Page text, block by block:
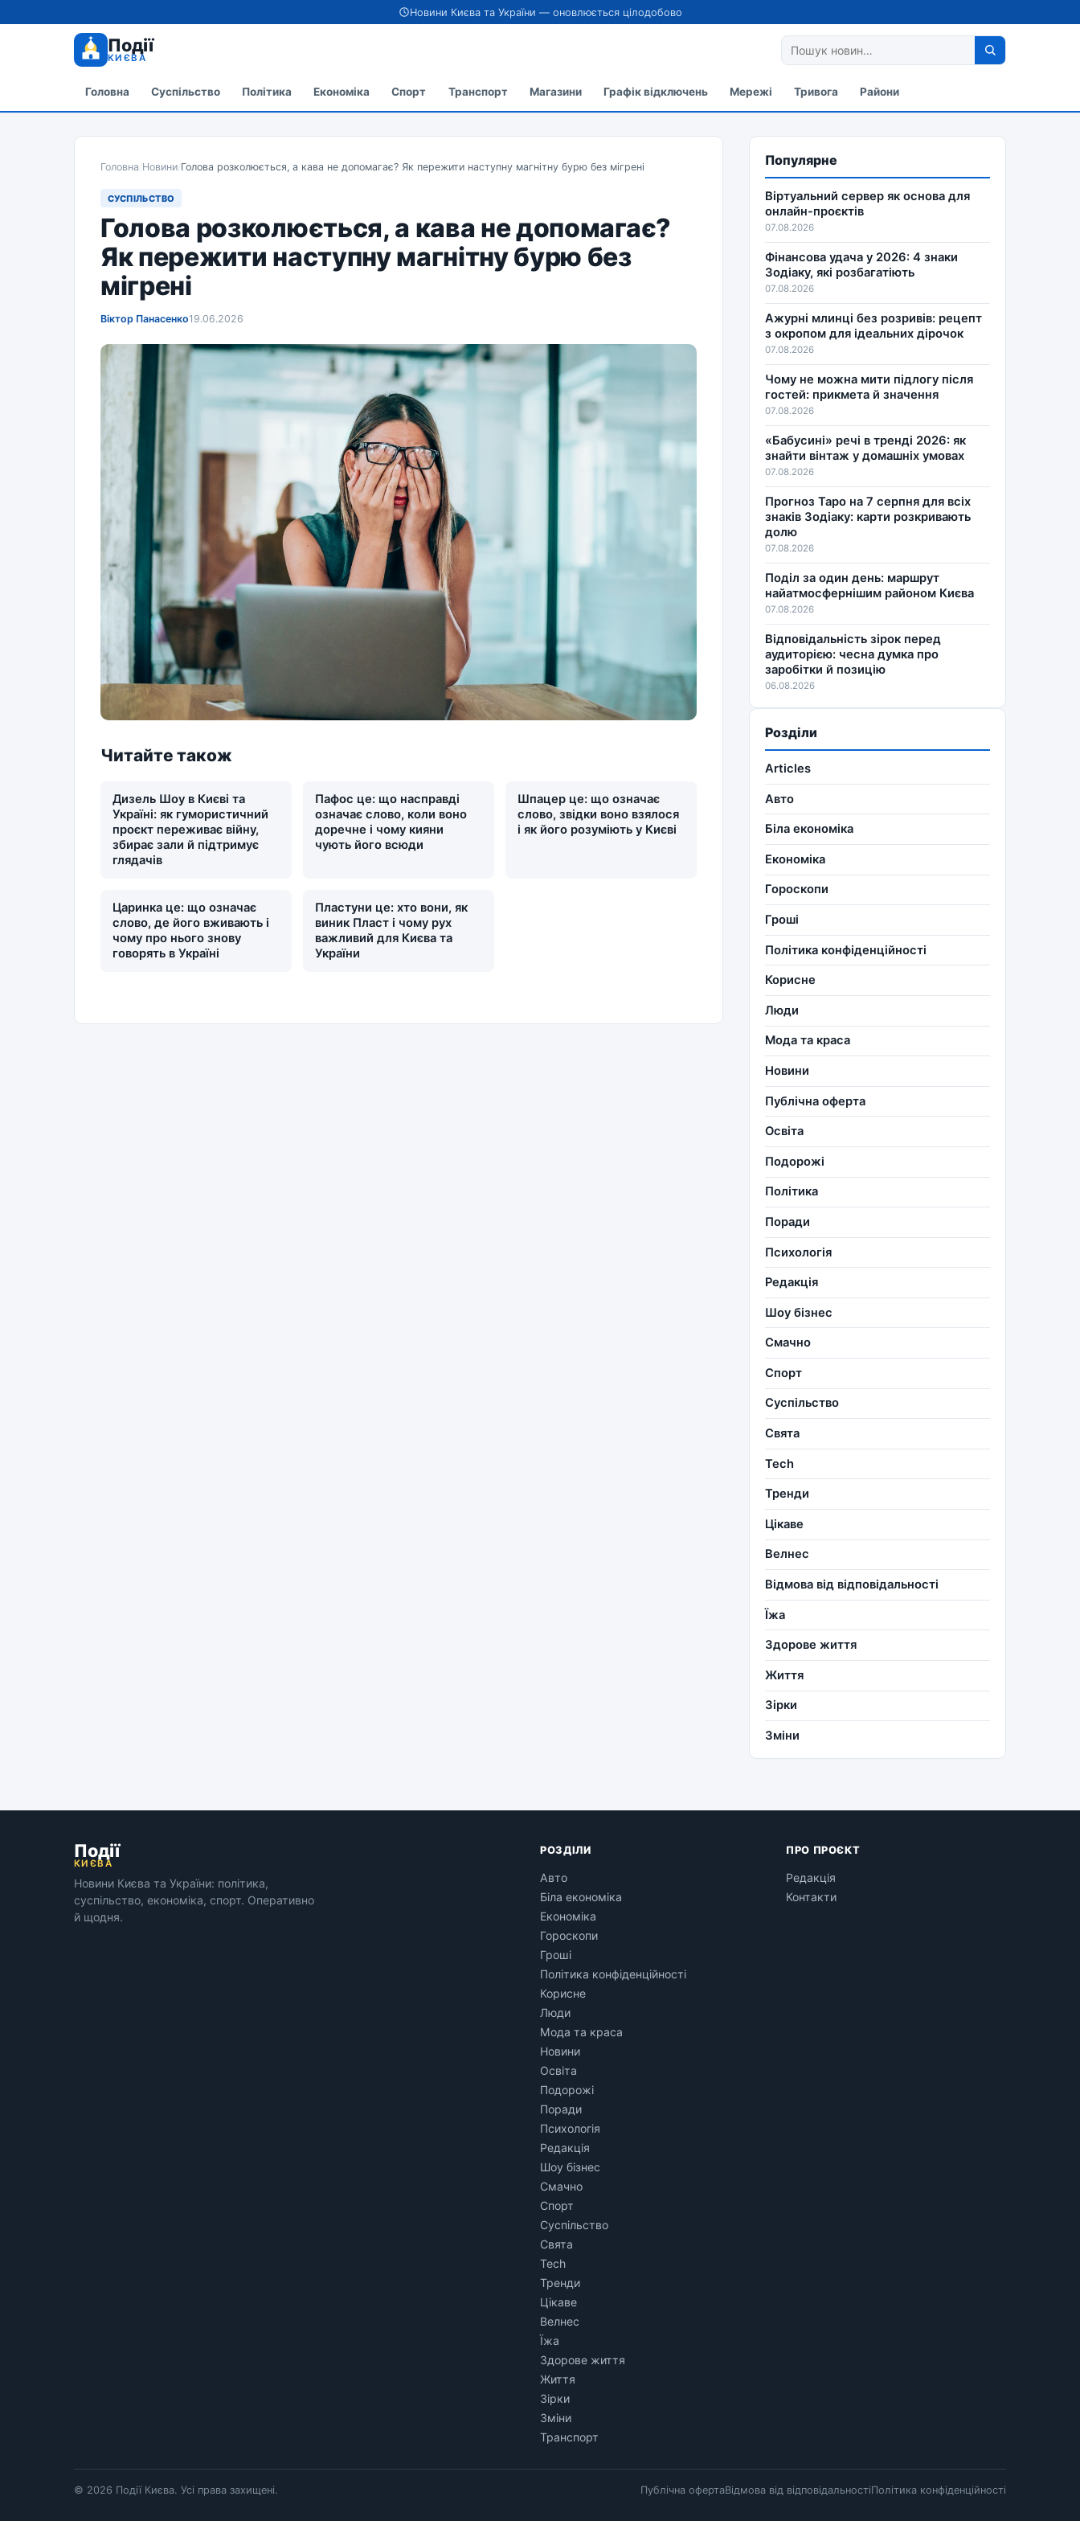
Новини Києва та України — оновлюється цілодобово
Події
КИЄВА
Головна Суспільство Політика Економіка Спорт Транспорт Магазини Графік відключень Мережі Тривога Райони
Головна/Новини/Голова розколюється, а кава не допомагає? Як пережити наступну магнітну бурю без мігрені
СУСПІЛЬСТВО
Голова розколюється, а кава не допомагає?
Як пережити наступну магнітну бурю без
мігрені
Віктор Панасенко19.06.2026
Читайте також
Дизель Шоу в Києві та
Україні: як гумористичний
проєкт переживає війну,
збирає зали й підтримує
глядачів
Пафос це: що насправді
означає слово, коли воно
доречне і чому кияни
чують його всюди
Шпацер це: що означає
слово, звідки воно взялося
і як його розуміють у Києві
Царинка це: що означає
слово, де його вживають і
чому про нього знову
говорять в Україні
Пластуни це: хто вони, як
виник Пласт і чому рух
важливий для Києва та
України
Популярне
Віртуальний сервер як основа для
онлайн-проєктів
07.08.2026
Фінансова удача у 2026: 4 знаки
Зодіаку, які розбагатіють
07.08.2026
Ажурні млинці без розривів: рецепт
з окропом для ідеальних дірочок
07.08.2026
Чому не можна мити підлогу після
гостей: прикмета й значення
07.08.2026
«Бабусині» речі в тренді 2026: як
знайти вінтаж у домашніх умовах
07.08.2026
Прогноз Таро на 7 серпня для всіх
знаків Зодіаку: карти розкривають
долю
07.08.2026
Поділ за один день: маршрут
найатмосфернішим районом Києва
07.08.2026
Відповідальність зірок перед
аудиторією: чесна думка про
заробітки й позицію
06.08.2026
Розділи
Articles
Авто
Біла економіка
Економіка
Гороскопи
Гроші
Політика конфіденційності
Корисне
Люди
Мода та краса
Новини
Публічна оферта
Освіта
Подорожі
Політика
Поради
Психологія
Редакція
Шоу бізнес
Смачно
Спорт
Суспільство
Свята
Tech
Тренди
Цікаве
Велнес
Відмова від відповідальності
Їжа
Здорове життя
Життя
Зірки
Зміни
Події
КИЄВА
Новини Києва та України: політика,
суспільство, економіка, спорт. Оперативно
й щодня.
РОЗДІЛИ
Авто
Біла економіка
Економіка
Гороскопи
Гроші
Політика конфіденційності
Корисне
Люди
Мода та краса
Новини
Освіта
Подорожі
Поради
Психологія
Редакція
Шоу бізнес
Смачно
Спорт
Суспільство
Свята
Tech
Тренди
Цікаве
Велнес
Їжа
Здорове життя
Життя
Зірки
Зміни
Транспорт
ПРО ПРОЄКТ
Редакція
Контакти
© 2026 Події Києва. Усі права захищені. Публічна офертаВідмова від відповідальностіПолітика конфіденційності